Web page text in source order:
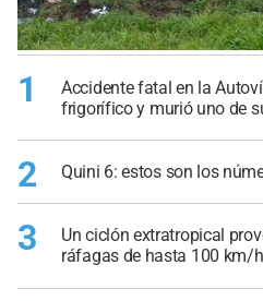
1
Accidente fatal en la
frigorífico y murió uno de
2 Quini 6: estos son los
3
Un ciclón extratropical
ráfagas de hasta 100 km/h